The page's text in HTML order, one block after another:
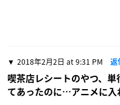
2018年2月2日 at 9:31 PM 返
喫茶店レシートのやつ、
てあったのに…アニメに入